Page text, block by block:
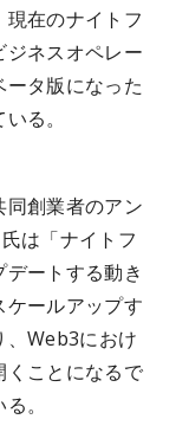
在のナイトフ
ジネスオペレー
タ版になった
る。
創業者のアン
は「ナイトフ
ートする動き
ケールアップす
、Web3におけ
くことになるで
。